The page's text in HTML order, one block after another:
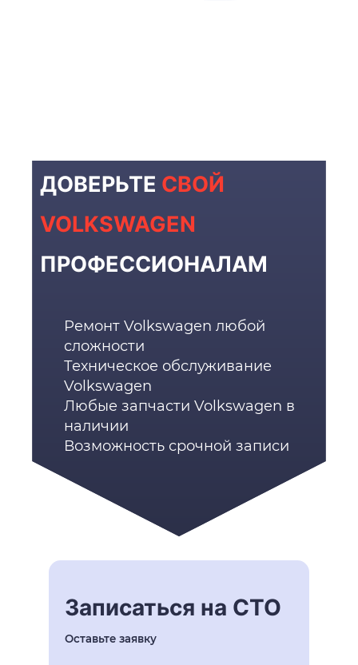
ДОВЕРЬТЕ СВОЙ
VOLKSWAGEN
ПРОФЕССИОНАЛАМ
Ремонт Volkswagen любой
сложности
Техническое обслуживание
Volkswagen
Любые запчасти Volkswagen в
наличии
Возможность срочной записи
Записаться на СТО
Оставьте заявку